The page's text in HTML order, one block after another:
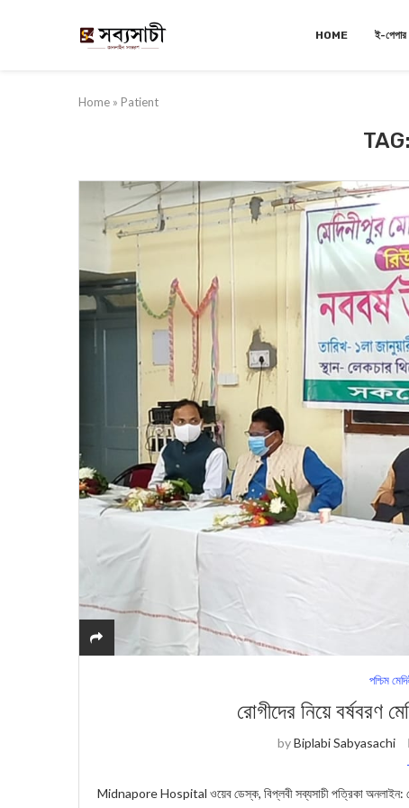
HOME ই-পেপার
Home » Patient
TAG:
পশ্চিম
রোগীদের নিয়ে বর্ষবরণ
byBiplabi Sabyasachi
Midnapore Hospital ওয়েব ডেস্ক, বিপ্লবী সব্যসাচী পত্রিকা অনলাইন: